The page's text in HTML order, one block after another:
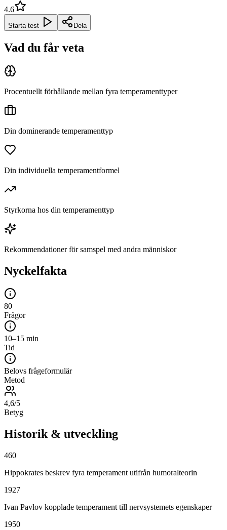
4.6
Starta test Dela
Vad du får veta
Procentuellt förhållande mellan fyra temperamenttyper
Din dominerande temperamenttyp
Din individuella temperamentformel
Styrkorna hos din temperamenttyp
Rekommendationer för samspel med andra människor
Nyckelfakta
80
Frågor
10–15 min
Tid
Belovs frågeformulär
Metod
4,6/5
Betyg
Historik & utveckling
460
Hippokrates beskrev fyra temperament utifrån humoralteorin
1927
Ivan Pavlov kopplade temperament till nervsystemets egenskaper
1950